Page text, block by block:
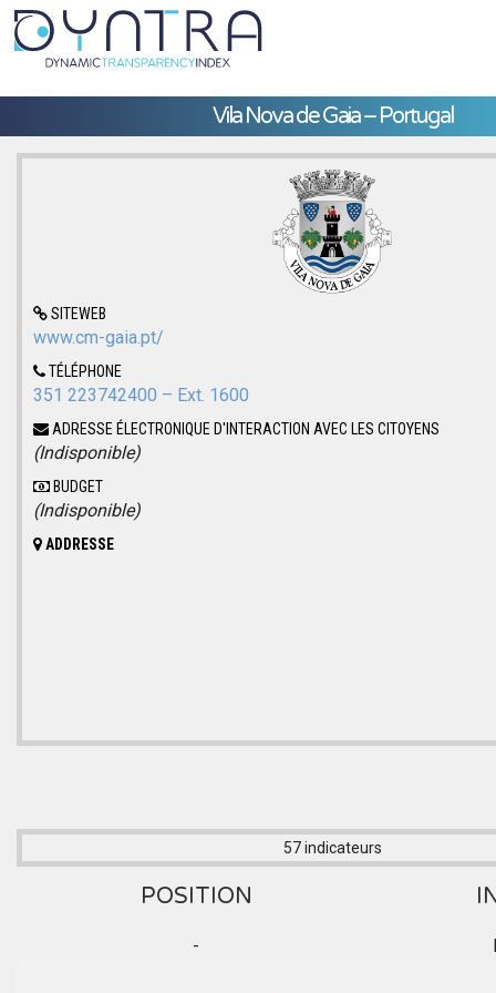
Vila Nova de Gaia – Portugal
SITEWEB
www.cm-gaia.pt/
TÉLÉPHONE
351 223742400 – Ext. 1600
ADRESSE ÉLECTRONIQUE D'INTERACTION AVEC LES CITOYENS
(Indisponible)
BUDGET
(Indisponible)
ADDRESSE
57 indicateurs
POSITION
-